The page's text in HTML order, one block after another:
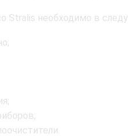
Stralis необходимо в